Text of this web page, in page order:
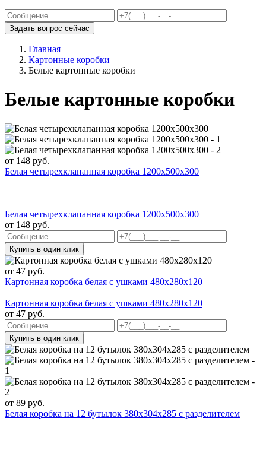
Задать вопрос сейчас
Главная
Картонные коробки
Белые картонные коробки
Белые картонные коробки
от 148 руб.
Белая четырехклапанная коробка 1200x500x300
Белая четырехклапанная коробка 1200x500x300
от 148 руб.
Купить в один клик
от 47 руб.
Картонная коробка белая с ушками 480х280х120
Картонная коробка белая с ушками 480х280х120
от 47 руб.
Купить в один клик
от 89 руб.
Белая коробка на 12 бутылок 380x304x285 с разделителем